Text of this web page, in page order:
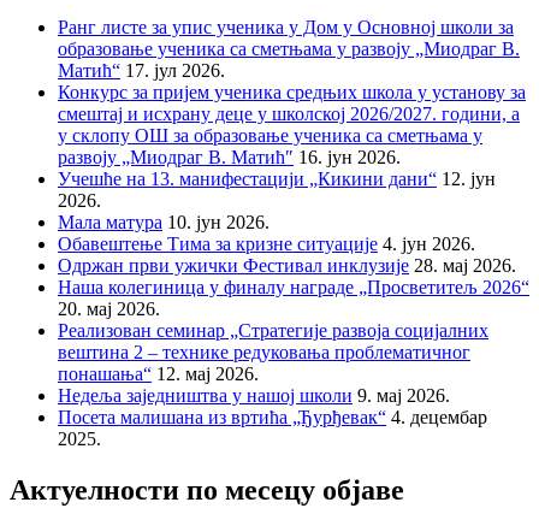
Ранг листе за упис ученика у Дом у Основној школи за
образовање ученика са сметњама у развоју „Миодраг В.
Матић“ 17. јул 2026.
Конкурс за пријем ученика средњих школа у установу за
смештај и исхрану деце у школској 2026/2027. години, а
у склопу ОШ за образовање ученика са сметњама у
развоју „Миодраг В. Матић″ 16. јун 2026.
Учешће на 13. манифестацији „Кикини дани“ 12. јун
2026.
Мала матура 10. јун 2026.
Обавештење Тима за кризне ситуације 4. јун 2026.
Одржан први ужички Фестивал инклузије 28. мај 2026.
Наша колегиница у финалу награде „Просветитељ 2026“
20. мај 2026.
Реализован семинар „Стратегије развоја социјалних
вештина 2 – технике редуковања проблематичног
понашања“ 12. мај 2026.
Недеља заједништва у нашој школи 9. мај 2026.
Посета малишана из вртића „Ђурђевак“ 4. децембар
2025.
Актуелности по месецу објаве